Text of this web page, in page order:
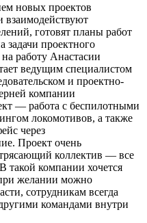
новых проектов
готовят планы работ
задачи проектного
работу Анастасии
ведущим специалистом
и проектно-
компании
— работа с беспилотными
локомотивов, а также
через
Проект очень
коллектив — все
такой компании хочется
желании можно
сотрудникам всегда
командами внутри